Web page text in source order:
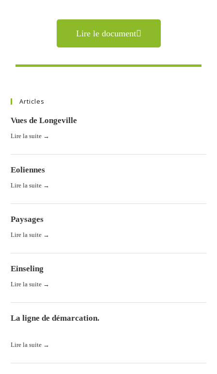
Lire le document
Articles
Vues de Longeville
Lire la suite →
Eoliennes
Lire la suite →
Paysages
Lire la suite →
Einseling
Lire la suite →
La ligne de démarcation.
Lire la suite →